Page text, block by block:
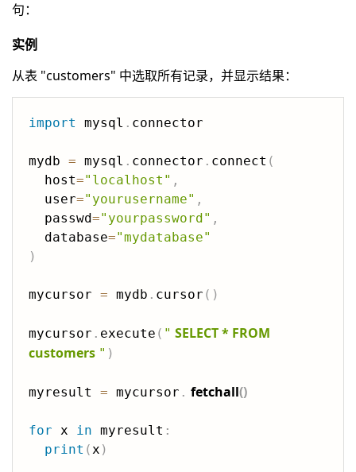
句：
实例
从表 "customers" 中选取所有记录，并显示结果：
import mysql . connector
mydb = mysql . connector . connect (
  host
="localhost" ,
  user
="yourusername" ,
  passwd
="yourpassword" ,
  database
="mydatabase"
)
mycursor = mydb . cursor ( )
mycursor . execute ( " SELECT * FROM
customers " )
myresult = mycursor . fetchall()
for x in myresult :
print (x )